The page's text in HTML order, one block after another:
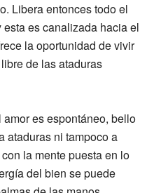
Libera entonces todo el
es canalizada hacia el
la oportunidad de vivir
de las ataduras
es espontáneo, bello
ataduras ni tampoco a
la mente puesta en lo
del bien se puede